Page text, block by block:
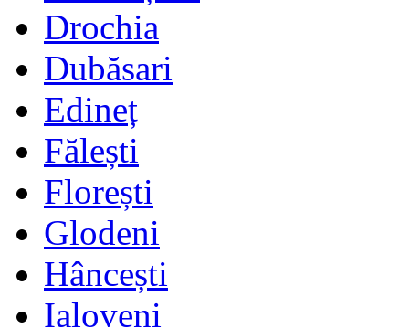
Drochia
Dubăsari
Edineț
Fălești
Florești
Glodeni
Hâncești
Ialoveni